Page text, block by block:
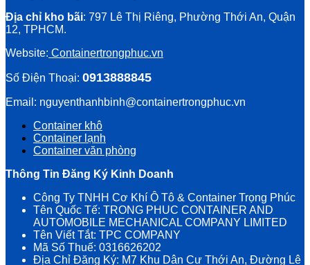
Địa chỉ kho bãi: 797 Lê Thị Riêng, Phường Thới An, Quận
12, TPHCM.
Website: Containertrongphuc.vn
Số Điện Thoại: 0913888845
Email: nguyenthanhbinh@containertrongphuc.vn
Container khô
Container lạnh
Container văn phòng
Thông Tin Đăng Ký Kinh Doanh
Công Ty TNHH Cơ Khí Ô Tô & Container Trọng Phúc
Tên Quốc Tế: TRONG PHUC CONTAINER AND
AUTOMOBILE MECHANICAL COMPANY LIMITED
Tên Viết Tắt: TPC COMPANY
Mã Số Thuế: 0316626202
Địa Chỉ Đăng Ký: M7 Khu Dân Cư Thới An, Đường Lê